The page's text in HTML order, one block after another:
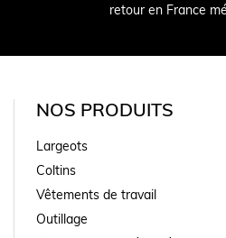
retour en France
NOS PRODUITS
Largeots
Coltins
Vêtements de travail
Outillage